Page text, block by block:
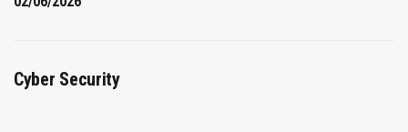
Cyber Security